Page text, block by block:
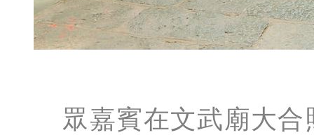
眾嘉賓在文武廟大合